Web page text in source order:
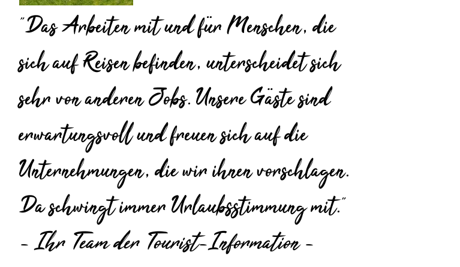
"Das Arbeiten mit und für Menschen, die
sich auf Reisen befinden, unterscheidet sich
sehr von anderen Jobs. Unsere Gäste sind
erwartungsvoll und freuen sich auf die
Unternehmungen, die wir ihnen vorschlagen.
Da schwingt immer Urlaubsstimmung mit."
- Ihr Team der Tourist-Information -